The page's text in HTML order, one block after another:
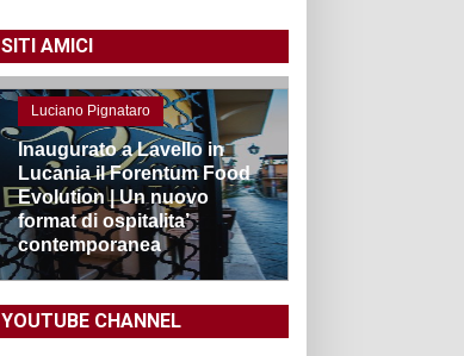
SITI AMICI
Luciano Pignataro
Inaugurato a Lavello in
Lucania il Forentum Food
Evolution | Un nuovo
format di ospitalita’
contemporanea
YOUTUBE CHANNEL